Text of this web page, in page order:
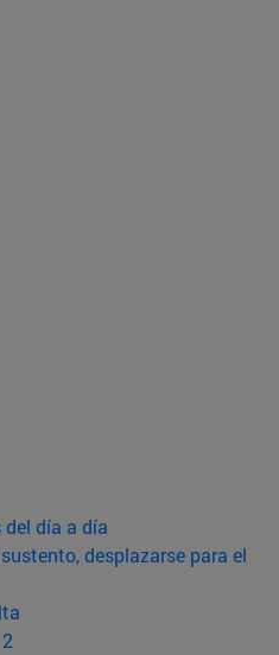
día a día
desplazarse para el
2